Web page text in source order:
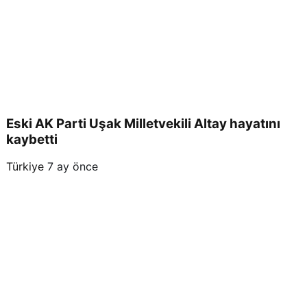
Eski AK Parti Uşak Milletvekili Altay hayatını
kaybetti
Türkiye 7 ay önce